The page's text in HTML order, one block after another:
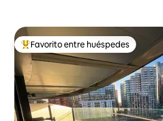
Favorito entre huéspedes preferido
Favorito entre huéspedes